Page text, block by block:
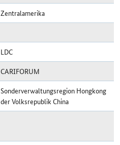
Zentralamerika
LDC
CARIFORUM
Sonderverwaltungsregion Hongkong
der Volksrepublik China